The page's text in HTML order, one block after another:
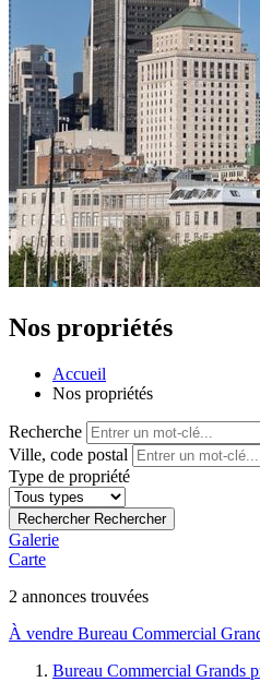
Nos propriétés
Accueil
Nos propriétés
Recherche
Ville, code postal
Type de propriété
Rechercher Rechercher
Galerie
Carte
2 annonces trouvées
À vendre Bureau Commercial
Bureau Commercial Grands